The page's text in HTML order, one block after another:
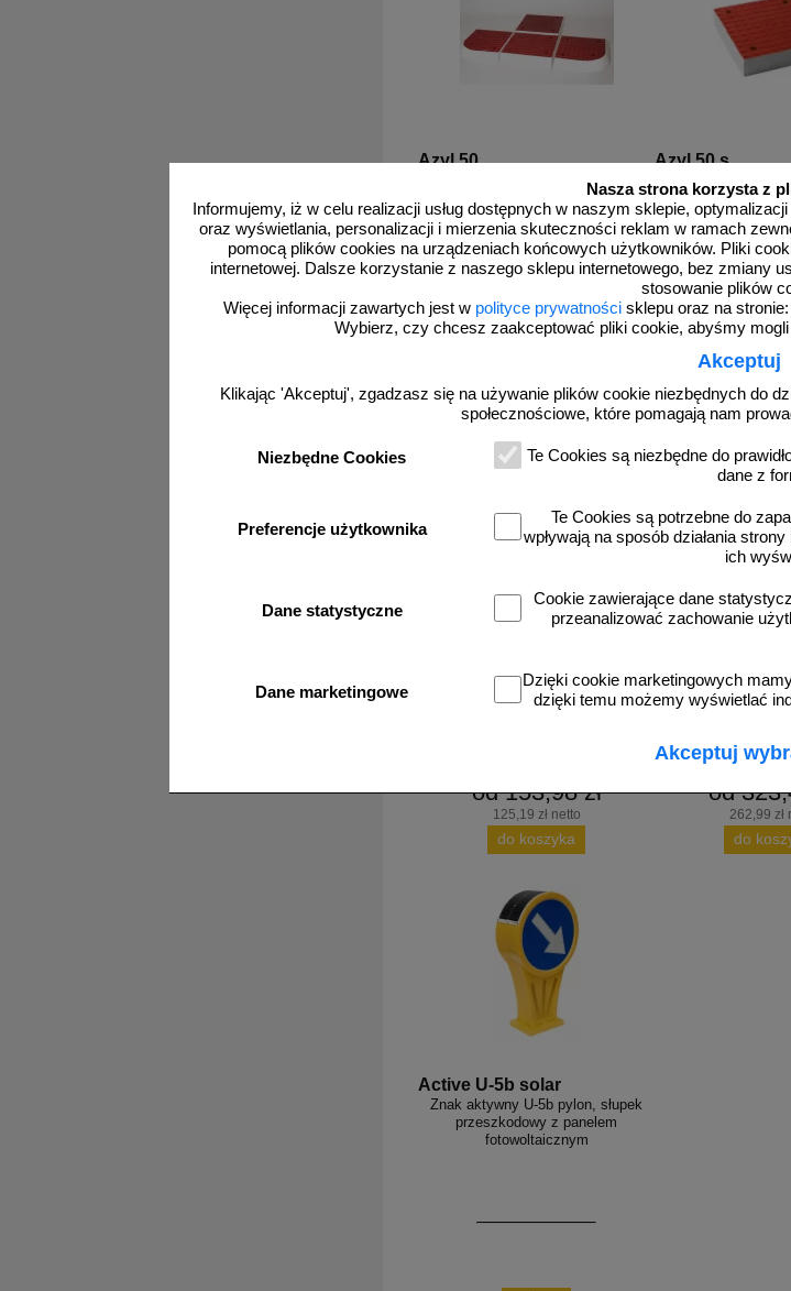
Nasza strona korzysta z
Informujemy, iż w celu realizacji usług dostępnych w naszym sklepie,
oraz wyświetlania, personalizacji i mierzenia skuteczności reklam w ramach
pomocą plików cookies na urządzeniach końcowych użytkowników. Pliki
internetowej. Dalsze korzystanie z naszego sklepu internetowego, bez zmiany
stosowanie plików
Więcej informacji zawartych jest w polityce prywatności sklepu oraz na stronie:
Wybierz, czy chcesz zaakceptować pliki cookie, abyśmy
Akceptuj
Klikając 'Akceptuj', zgadzasz się na używanie plików cookie niezbędnych do
społecznościowe, które pomagają nam
Niezbędne Cookies
Te Cookies są niezbędne do
dane z
Preferencje użytkownika
Te Cookies są potrzebne do
wpływają na sposób działania
ich
Dane statystyczne
Cookie zawierające dane
przeanalizować zachowanie
Dane marketingowe
Dzięki cookie marketingowych
dzięki temu możemy wyświetlać
Akceptuj
Azyl 50
Azyl drogowy, wysepka drogowa
od 694,95 zł
Azyl 50 s
Azyl drogowy,
PCV VB - element
od
107,50 zł
do
znak drogowy
od 153,98 zł
125,19 zł netto
do koszyka
U-5b 40
Słupek
od
262,99 zł
do
Active U-5b solar
Znak aktywny U-5b pylon, słupek
przeszkodowy z panelem
fotowoltaicznym